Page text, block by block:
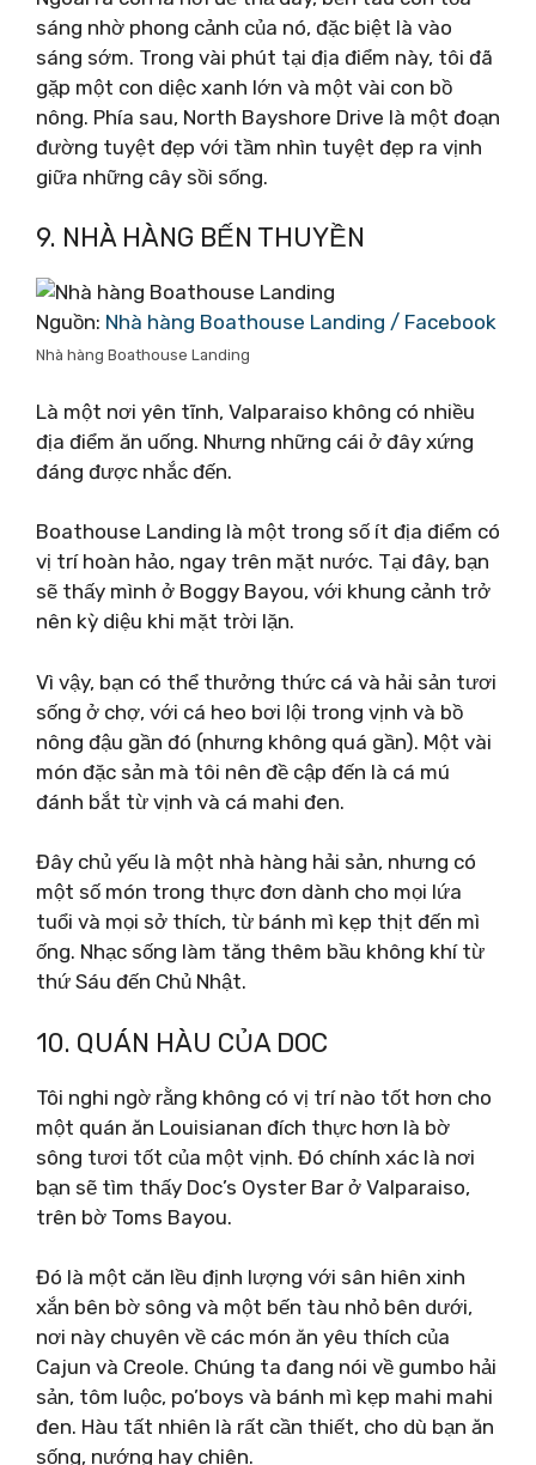
sáng nhờ phong cảnh của nó, đặc biệt là vào
sáng sớm. Trong vài phút tại địa điểm này, tôi đã
gặp một con diệc xanh lớn và một vài con bồ
nông. Phía sau, North Bayshore Drive là một đoạn
đường tuyệt đẹp với tầm nhìn tuyệt đẹp ra vịnh
giữa những cây sồi sống.
9. NHÀ HÀNG BẾN THUYỀN
Nguồn: Nhà hàng Boathouse Landing / Facebook
Nhà hàng Boathouse Landing
Là một nơi yên tĩnh, Valparaiso không có nhiều
địa điểm ăn uống. Nhưng những cái ở đây xứng
đáng được nhắc đến.
Boathouse Landing là một trong số ít địa điểm có
vị trí hoàn hảo, ngay trên mặt nước. Tại đây, bạn
sẽ thấy mình ở Boggy Bayou, với khung cảnh trở
nên kỳ diệu khi mặt trời lặn.
Vì vậy, bạn có thể thưởng thức cá và hải sản tươi
sống ở chợ, với cá heo bơi lội trong vịnh và bồ
nông đậu gần đó (nhưng không quá gần). Một vài
món đặc sản mà tôi nên đề cập đến là cá mú
đánh bắt từ vịnh và cá mahi đen.
Đây chủ yếu là một nhà hàng hải sản, nhưng có
một số món trong thực đơn dành cho mọi lứa
tuổi và mọi sở thích, từ bánh mì kẹp thịt đến mì
ống. Nhạc sống làm tăng thêm bầu không khí từ
thứ Sáu đến Chủ Nhật.
10. QUÁN HÀU CỦA DOC
Tôi nghi ngờ rằng không có vị trí nào tốt hơn cho
một quán ăn Louisianan đích thực hơn là bờ
sông tươi tốt của một vịnh. Đó chính xác là nơi
bạn sẽ tìm thấy Doc’s Oyster Bar ở Valparaiso,
trên bờ Toms Bayou.
Đó là một căn lều định lượng với sân hiên xinh
xắn bên bờ sông và một bến tàu nhỏ bên dưới,
nơi này chuyên về các món ăn yêu thích của
Cajun và Creole. Chúng ta đang nói về gumbo hải
sản, tôm luộc, po’boys và bánh mì kẹp mahi mahi
đen. Hàu tất nhiên là rất cần thiết, cho dù bạn ăn
sống, nướng hay chiên.